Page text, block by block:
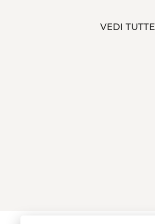
VEDI TUTTE